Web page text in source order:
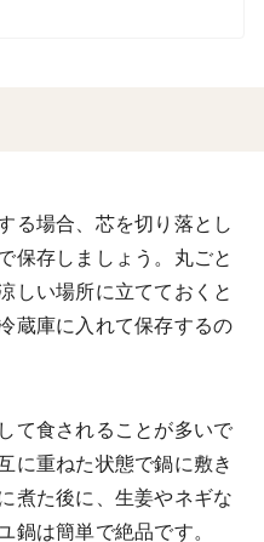
る場合、芯を切り落とし
保存しましょう。丸ごと
しい場所に立てておくと
蔵庫に入れて保存するの
て食されることが多いで
に重ねた状態で鍋に敷き
煮た後に、生姜やネギな
鍋は簡単で絶品です。